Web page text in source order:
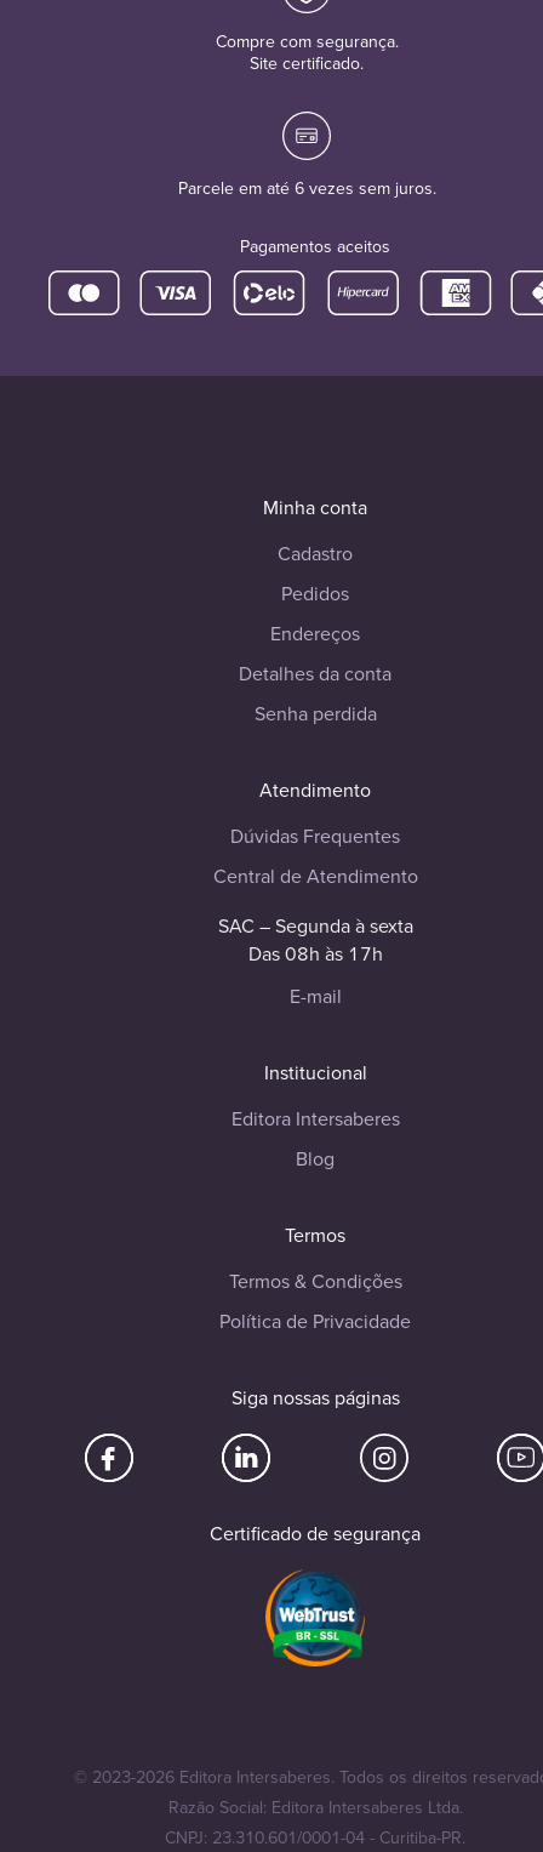
Compre com segurança.
Site certificado.
Parcele em até 6 vezes sem juros.
Pagamentos aceitos
Minha conta
Cadastro
Pedidos
Endereços
Detalhes da conta
Senha perdida
Atendimento
Dúvidas Frequentes
Central de Atendimento
SAC – Segunda à sexta
Das 08h às 17h
E-mail
Institucional
Editora Intersaberes
Blog
Termos
Termos & Condições
Política de Privacidade
Siga nossas páginas
Certificado de segurança
© 2023-2026 Editora Intersaberes. Todos os direitos
Razão Social: Editora Intersaberes Ltda.
CNPJ: 23.310.601/0001-04 - Curitiba-PR.